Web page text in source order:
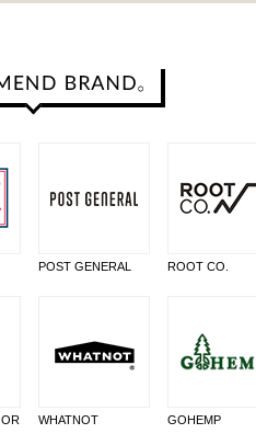
POST GENERAL ROOT CO.
WHATNOT GOHEMP